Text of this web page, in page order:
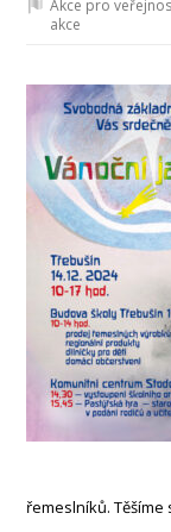
Akce pro
akce
řemeslníků. Těšíme